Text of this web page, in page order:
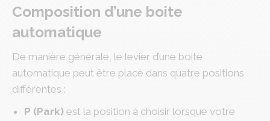
Composition d’une boite
automatique
De manière générale, le levier d’une boite
automatique peut être placé dans quatre positions
différentes :
P (Park) est la position à choisir lorsque votre